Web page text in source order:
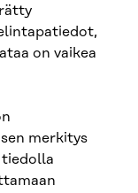
on vaikea
merkitys